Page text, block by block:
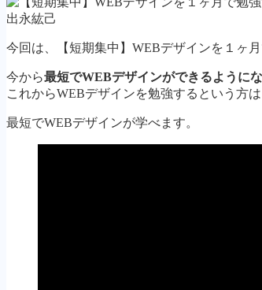
インスパイアラボ
無料相談
Follow Me
出永紘己
今回は、【短期集中】WEBデザインを１ヶ
今から最短でWEBデザインができるように
これからWEBデザインを勉強するという方
最短でWEBデザインが学べます。